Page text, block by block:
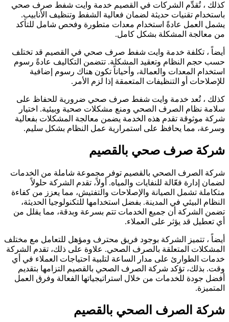
، تُقدِّم الشركات في القصيم خدمة وايت شفط صرف صحي
تقنيات حديثة لضمان فعالية الشفط وتنظيف الأنابيب.
العمل عادةً استخدام معدات متطورة وفحص شامل للتأكد
معالجة المشكلة بشكل كامل.
، تكلفة خدمة وايت شفط صرف صحي في القصيم قد تختلف
حجم النظام وتعقيد المشكلة. تتضمن التكاليف عادةً رسوم
المعدات والعمالة، وأحياناً تكون هناك رسوم إضافية
أو التنظيفات المتعمقة إذا لزم الأمر.
، تُعد خدمة وايت شفط صرف صحي ضرورية للحفاظ على
نظام الصرف الصحي ومنع مشكلات صحية وبيئية. اختيار
موثوقة تقدم هذه الخدمة يضمن معالجة المشكلات بفعالية
مما يحافظ على استمرارية عمل النظام بشكل سليم.
صرف صحي بالقصيم
الصرف الصحي بالقصيم توفر مجموعة شاملة من الخدمات
إدارة فعّالة للنفايات والمياه. أولاً، تقدم الشركة حلولاً
تشمل الصيانة والإصلاحات والتفتيش، مما يعزز من كفاءة
البيئي في المدينة. بفضل استخدامها للتكنولوجيا الحديثة،
الشركة أن جميع الخدمات تتم بسرعة وبدقة، مما يقلل من
تعطيل قد يؤثر على العملاء.
، تتميز الشركة بوجود فريق محترف ومؤهل للتعامل مع مختلف
المتعلقة بالصرف الصحي. علاوة على ذلك، تقدم الشركة
الطوارئ على مدار الساعة لتلبية احتياجات العملاء في أي
بذلك، تؤكد شركة الصرف الصحي بالقصيم التزامها بتقديم
جودة للخدمات من خلال استراتيجياتها الفعالة وفرق العمل
الصرف الصحي بالقصيم